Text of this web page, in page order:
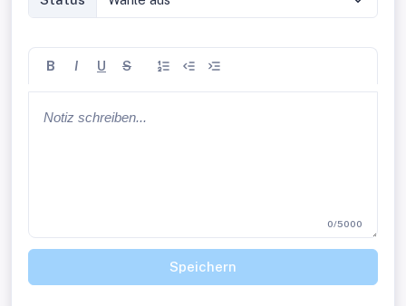
B I U S
0/5000
Speichern